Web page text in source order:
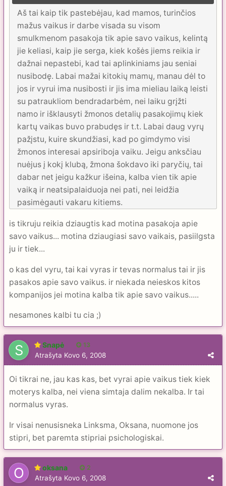
Aš tai kaip tik pastebėjau, kad mamos, turinčios
mažus vaikus ir darbe visada su visom
smulkmenom pasakoja tik apie savo vaikus, kelintą
jie keliasi, kaip jie serga, kiek košės jiems reikia ir
dažnai nepastebi, kad tai aplinkiniams jau seniai
nusibodę. Labai mažai kitokių mamų, manau dėl to
jos ir vyrui ima nusibosti ir jis ima mieliau laiką leisti
su patraukliom bendradarbėm, nei laiku grįžti
namo ir išklausyti žmonos detalių pasakojimų kiek
kartų vaikas buvo prabudęs ir t.t. Labai daug vyrų
pažįstu, kuire skundžiasi, kad po gimdymo visi
žmonos interesai apsiriboja vaiku. Jeigu anksčiau
nuėjus į kokį klubą, žmona šokdavo iki paryčių, tai
dabar net jeigu kažkur išeina, kalba vien tik apie
vaiką ir neatsipalaiduoja nei pati, nei leidžia
pasimėgauti vakaru kitiems.
is tikruju reikia dziaugtis kad motina pasakoja apie
savo vaikus... motina dziaugiasi savo vaikais, pasiilgsta
ju ir tiek...
o kas del vyru, tai kai vyras ir tevas normalus tai ir jis
pasakos apie savo vaikus. ir niekada neieskos kitos
kompanijos jei motina kalba tik apie savo vaikus.....
nesamones kalbi tu cia ;)
Snapė 13
Atrašyta Kovo 6, 2008
Oi tikrai ne, jau kas kas, bet vyrai apie vaikus tiek kiek
moterys kalba, nei viena simtaja dalim nekalba. Ir tai
normalus vyras.
Ir visai nenusisneka Linksma, Oksana, nuomone jos
stipri, bet paremta stipriai psichologiskai.
oksana 2
Atrašyta Kovo 6, 2008